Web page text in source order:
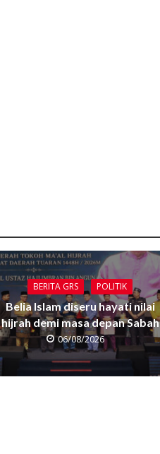
BERITA GRS POLITIK
Belia Islam diseru hayati nilai
hijrah demi masa depan Sabah
06/08/2026